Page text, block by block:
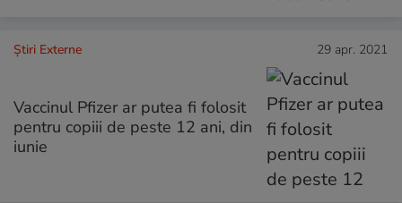
Știri Externe 29 apr. 2021
Vaccinul Pfizer ar putea fi folosit
pentru copiii de peste 12 ani, din
iunie